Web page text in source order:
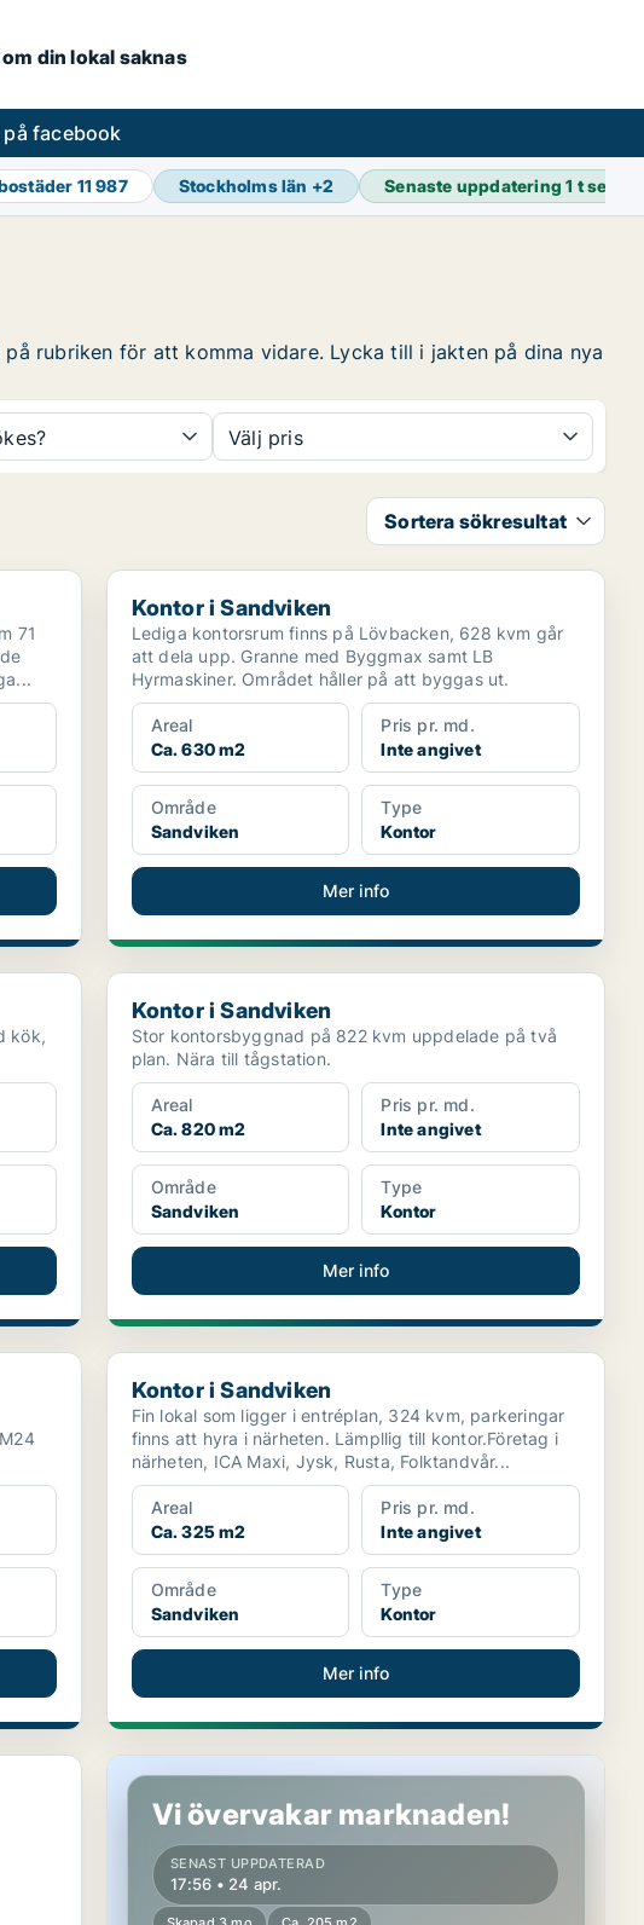
din lokal saknas
facebook
11 987 Stockholms län +2 Senaste uppdatering1 t sedan
rubriken för att komma vidare. Lycka till i jakten på dina nya
Välj pris
Sortera sökresultat
71
Kontor i Sandviken
Kontor i Sandviken
Lediga kontorsrum finns på Lövbacken, 628 kvm går
att dela upp. Granne med Byggmax samt LB
Hyrmaskiner. Området håller på att byggas ut.
Areal
Ca. 630 m2
Pris pr. md.
Inte angivet
Område
Sandviken
Type
Kontor
Mer info
kök,
Kontor i Sandviken
Kontor i Sandviken
Stor kontorsbyggnad på 822 kvm uppdelade på två
plan. Nära till tågstation.
Areal
Ca. 820 m2
Pris pr. md.
Inte angivet
Område
Sandviken
Type
Kontor
Mer info
Kontor i Sandviken
Kontor i Sandviken
Fin lokal som ligger i entréplan, 324 kvm, parkeringar
finns att hyra i närheten. Lämpllig till kontor.Företag i
närheten, ICA Maxi, Jysk, Rusta, Folktandvår...
Areal
Ca. 325 m2
Pris pr. md.
Inte angivet
Område
Sandviken
Type
Kontor
Mer info
Kontor i Sandviken
Vi övervakar marknaden!
SENAST UPPDATERAD
17:56 • 24 apr.